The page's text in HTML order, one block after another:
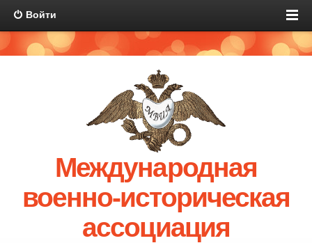
Войти
Международная
военно-историческая
ассоциация